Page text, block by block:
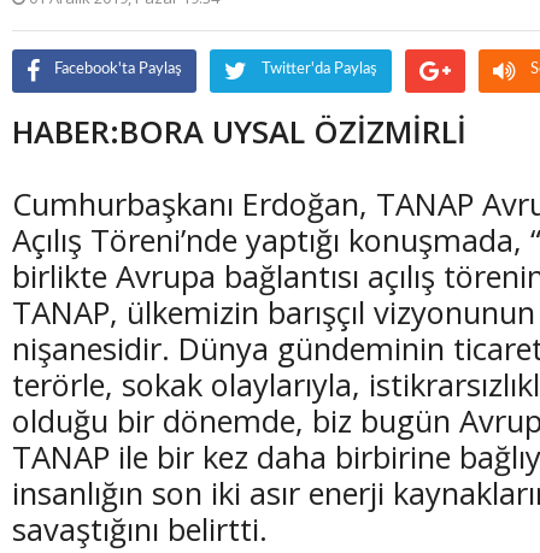
Facebook'ta Paylaş Twitter'da Paylaş
HABER:BORA UYSAL ÖZİZMİRLİ
Cumhurbaşkanı Erdoğan, TANAP
Açılış Töreni’nde yaptığı
birlikte Avrupa bağlantısı açılış
TANAP, ülkemizin barışçıl
nişanesidir. Dünya gündeminin
terörle, sokak olaylarıyla,
olduğu bir dönemde, biz bugün
TANAP ile bir kez daha birbirine
insanlığın son iki asır enerji
savaştığını belirtti.
(20 Şubat - 20 Mart)
Balık Burcunun 07.08.2026 Günlük Yorumu
(21 Mart - 20